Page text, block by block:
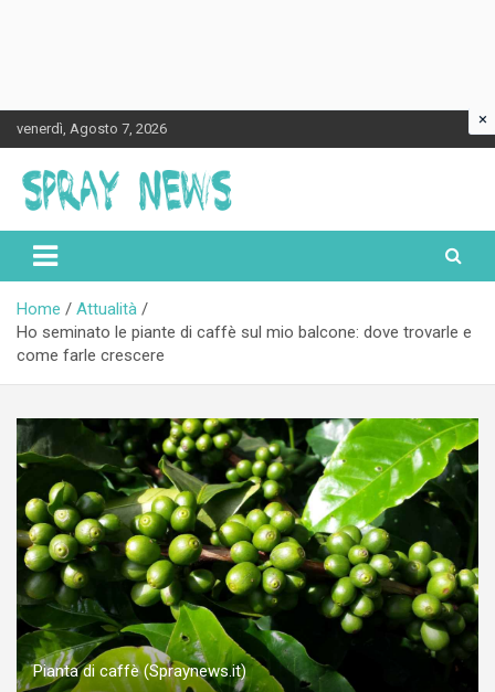
to
content
venerdì, Agosto 7, 2026
Spraynews.it
Home
Attualità
Ho seminato le piante di caffè sul mio balcone: dove trovarle e
come farle crescere
Pianta di caffè (Spraynews.it)
×